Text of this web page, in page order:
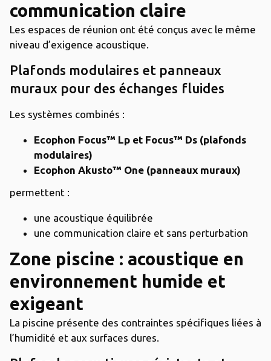
communication claire
Les espaces de réunion ont été conçus avec le même
niveau d’exigence acoustique.
Plafonds modulaires et panneaux
muraux pour des échanges fluides
Les systèmes combinés :
Ecophon Focus™ Lp et Focus™ Ds (plafonds
modulaires)
Ecophon Akusto™ One (panneaux muraux)
permettent :
une acoustique équilibrée
une communication claire et sans perturbation
Zone piscine : acoustique en
environnement humide et
exigeant
La piscine présente des contraintes spécifiques liées à
l’humidité et aux surfaces dures.